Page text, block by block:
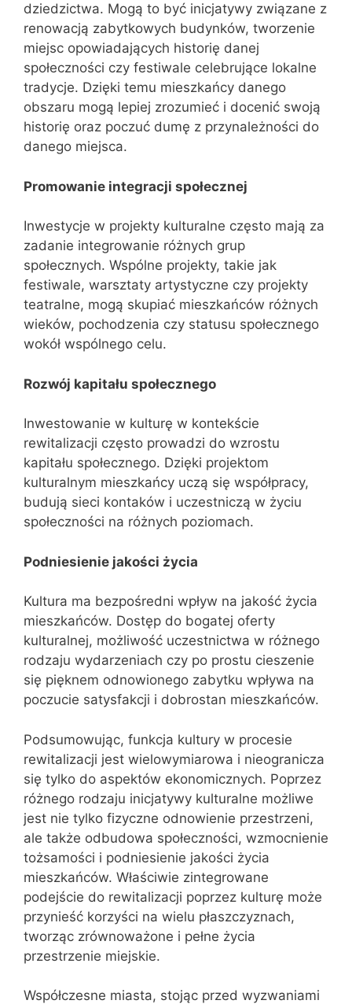
dziedzictwa. Mogą to być inicjatywy związane z
renowacją zabytkowych budynków, tworzenie
miejsc opowiadających historię danej
społeczności czy festiwale celebrujące lokalne
tradycje. Dzięki temu mieszkańcy danego
obszaru mogą lepiej zrozumieć i docenić swoją
historię oraz poczuć dumę z przynależności do
danego miejsca.
Promowanie integracji społecznej
Inwestycje w projekty kulturalne często mają za
zadanie integrowanie różnych grup
społecznych. Wspólne projekty, takie jak
festiwale, warsztaty artystyczne czy projekty
teatralne, mogą skupiać mieszkańców różnych
wieków, pochodzenia czy statusu społecznego
wokół wspólnego celu.
Rozwój kapitału społecznego
Inwestowanie w kulturę w kontekście
rewitalizacji często prowadzi do wzrostu
kapitału społecznego. Dzięki projektom
kulturalnym mieszkańcy uczą się współpracy,
budują sieci kontaków i uczestniczą w życiu
społeczności na różnych poziomach.
Podniesienie jakości życia
Kultura ma bezpośredni wpływ na jakość życia
mieszkańców. Dostęp do bogatej oferty
kulturalnej, możliwość uczestnictwa w różnego
rodzaju wydarzeniach czy po prostu cieszenie
się pięknem odnowionego zabytku wpływa na
poczucie satysfakcji i dobrostan mieszkańców.
Podsumowując, funkcja kultury w procesie
rewitalizacji jest wielowymiarowa i nieogranicza
się tylko do aspektów ekonomicznych. Poprzez
różnego rodzaju inicjatywy kulturalne możliwe
jest nie tylko fizyczne odnowienie przestrzeni,
ale także odbudowa społeczności, wzmocnienie
tożsamości i podniesienie jakości życia
mieszkańców. Właściwie zintegrowane
podejście do rewitalizacji poprzez kulturę może
przynieść korzyści na wielu płaszczyznach,
tworząc zrównoważone i pełne życia
przestrzenie miejskie.
Współczesne miasta, stojąc przed wyzwaniami